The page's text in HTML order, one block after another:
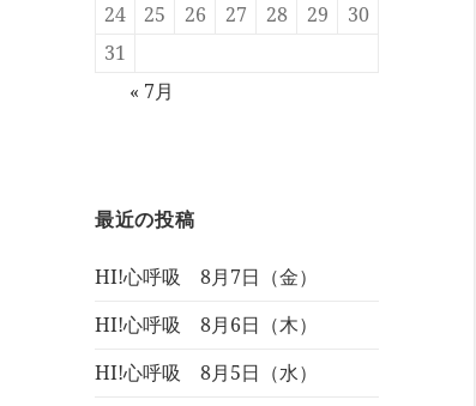
24
25 26 27 28 29
30
31
« 7月
最近の投稿
HI!心呼吸 8月7日（金）
HI!心呼吸 8月6日（木）
HI!心呼吸 8月5日（水）